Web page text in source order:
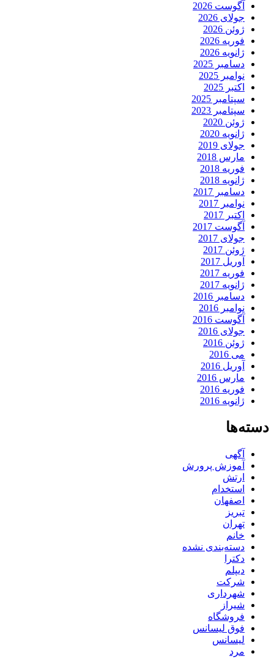
آگوست 2026
جولای 2026
ژوئن 2026
فوریه 2026
ژانویه 2026
دسامبر 2025
نوامبر 2025
اکتبر 2025
سپتامبر 2025
سپتامبر 2023
ژوئن 2020
ژانویه 2020
جولای 2019
مارس 2018
فوریه 2018
ژانویه 2018
دسامبر 2017
نوامبر 2017
اکتبر 2017
آگوست 2017
جولای 2017
ژوئن 2017
آوریل 2017
فوریه 2017
ژانویه 2017
دسامبر 2016
نوامبر 2016
آگوست 2016
جولای 2016
ژوئن 2016
می 2016
آوریل 2016
مارس 2016
فوریه 2016
ژانویه 2016
دسته‌ها
آگهی
آموزش پرورش
ارتش
استخدام
اصفهان
تبریز
تهران
خانم
دسته‌بندی نشده
دکترا
دیپلم
شرکت
شهرداری
شیراز
فروشگاه
فوق لیسانس
لیسانس
مرد